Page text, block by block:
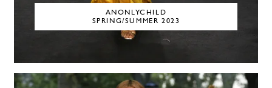
ANONLYCHILD
SPRING/SUMMER 2023